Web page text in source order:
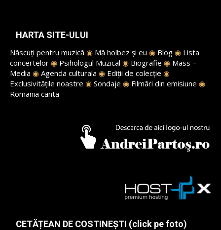
HARTA SITE-ULUI
Născuți pentru muzică ◉ Mă holbez și eu ◉ Blog ◉ Lista
concertelor ◉ Psihologul Muzical ◉ Biografie ◉ Mass –
Media ◉ Agenda culturala ◉ Ediții de colecție ◉
Exclusivitățile noastre ◉ Sondaje ◉ Filmări din emisiune ◉
Romania canta
CETĂȚEAN DE COSTINEȘTI (click pe foto)